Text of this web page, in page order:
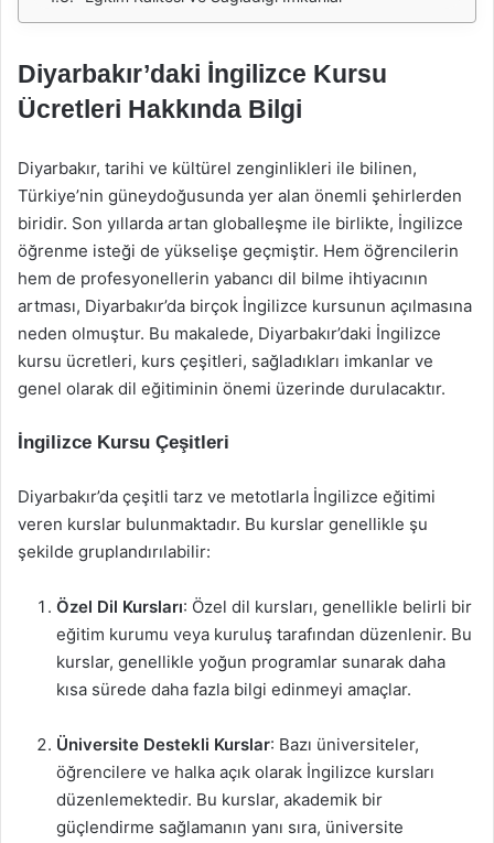
Diyarbakır’daki İngilizce Kursu
Ücretleri Hakkında Bilgi
Diyarbakır, tarihi ve kültürel zenginlikleri ile bilinen,
Türkiye’nin güneydoğusunda yer alan önemli şehirlerden
biridir. Son yıllarda artan globalleşme ile birlikte, İngilizce
öğrenme isteği de yükselişe geçmiştir. Hem öğrencilerin
hem de profesyonellerin yabancı dil bilme ihtiyacının
artması, Diyarbakır’da birçok İngilizce kursunun açılmasına
neden olmuştur. Bu makalede, Diyarbakır’daki İngilizce
kursu ücretleri, kurs çeşitleri, sağladıkları imkanlar ve
genel olarak dil eğitiminin önemi üzerinde durulacaktır.
İngilizce Kursu Çeşitleri
Diyarbakır’da çeşitli tarz ve metotlarla İngilizce eğitimi
veren kurslar bulunmaktadır. Bu kurslar genellikle şu
şekilde gruplandırılabilir:
Özel Dil Kursları: Özel dil kursları, genellikle belirli bir
eğitim kurumu veya kuruluş tarafından düzenlenir. Bu
kurslar, genellikle yoğun programlar sunarak daha
kısa sürede daha fazla bilgi edinmeyi amaçlar.
Üniversite Destekli Kurslar: Bazı üniversiteler,
öğrencilere ve halka açık olarak İngilizce kursları
düzenlemektedir. Bu kurslar, akademik bir
güçlendirme sağlamanın yanı sıra, üniversite